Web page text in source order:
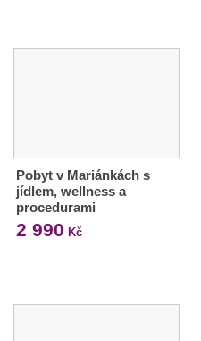
Pobyt v Mariánkách s
jídlem, wellness a
procedurami
2 990 Kč